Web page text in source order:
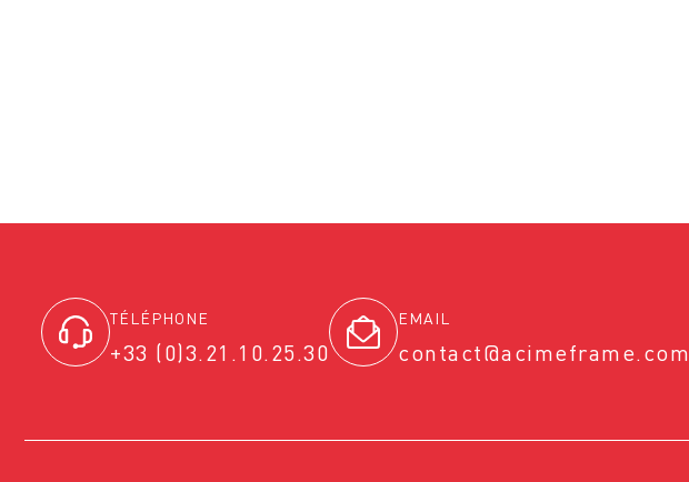
TÉLÉPHONE
+33 (0)3.21.10.25.30
EMAIL
contact@acimeframe.com